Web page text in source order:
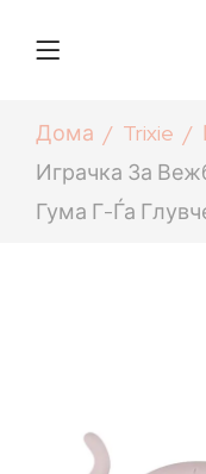
Дома Trixie
Играчка За
Гума Г-Ѓа